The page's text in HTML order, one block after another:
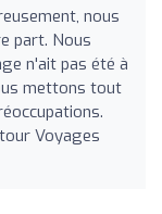
nous
part. Nous
n'ait pas été à
mettons tout
Voyages